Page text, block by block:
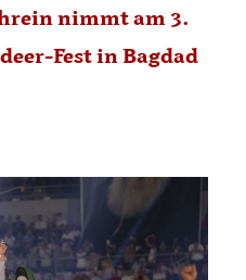
nimmt am 3.
Fest in Bagdad